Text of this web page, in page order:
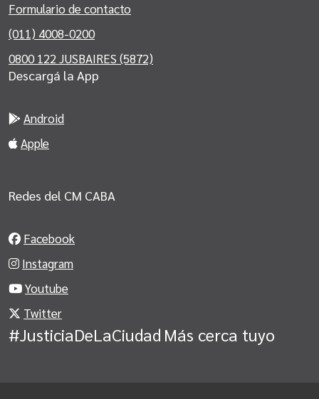
Formulario de contacto
(011) 4008-0200
0800 122 JUSBAIRES (5872)
Descargá la App
Android
Apple
Redes del CM CABA
Facebook
Instagram
Youtube
Twitter
#JusticiaDeLaCiudad Más cerca tuyo